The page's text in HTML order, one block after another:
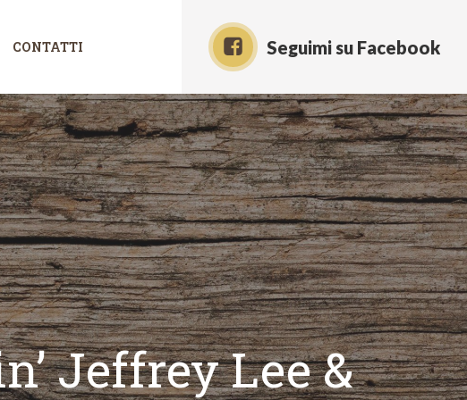
CONTATTI Seguimi su Facebook
Jeffrey Lee &